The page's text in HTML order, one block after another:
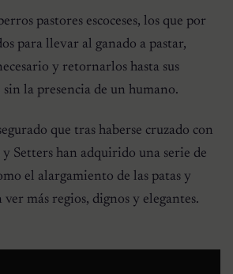
pastores escoceses, los que por
para llevar al ganado a pastar,
y retornarlos hasta sus
sin la presencia de un humano.
que tras haberse cruzado con
y Setters han adquirido una serie de
el alargamiento de las patas y
ver más regios, dignos y elegantes.